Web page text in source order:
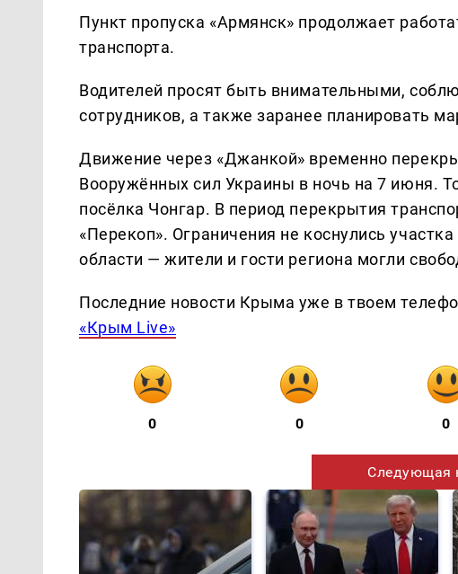
Пункт пропуска «Армянск» продолжает
транспорта.
Водителей просят быть внимательными,
сотрудников, а также заранее планировать
Движение через «Джанкой» временно
Вооружённых сил Украины в ночь на 7 июня.
посёлка Чонгар. В период перекрытия
«Перекоп». Ограничения не коснулись
области — жители и гости региона могли
Последние новости Крыма уже в твоем
«Крым Live»
0 0 0
Следующая